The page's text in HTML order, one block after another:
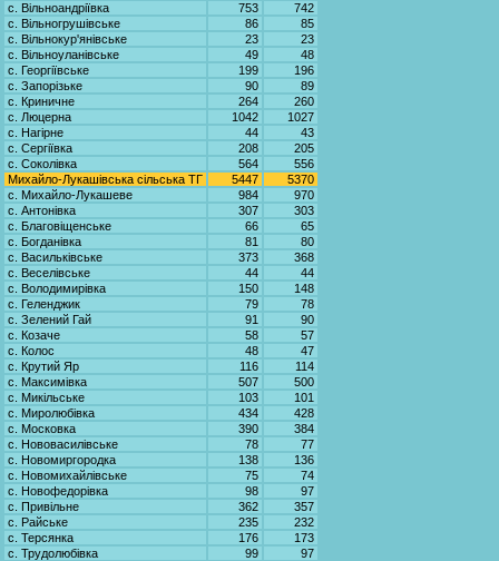
с. Вільноандріївка
753
742
с. Вільногрушівське
86
85
с. Вільнокур'янівське
23
23
с. Вільноуланівське
49
48
с. Георгіївське
199
196
с. Запорізьке
90
89
с. Криничне
264
260
с. Люцерна
1042
1027
с. Нагірне
44
43
с. Сергіївка
208
205
с. Соколівка
564
556
Михайло-Лукашівська сільська ТГ
5447
5370
с. Михайло-Лукашеве
984
970
с. Антонівка
307
303
с. Благовіщенське
66
65
с. Богданівка
81
80
с. Васильківське
373
368
с. Веселівське
44
44
с. Володимирівка
150
148
с. Геленджик
79
78
с. Зелений Гай
91
90
с. Козаче
58
57
с. Колос
48
47
с. Крутий Яр
116
114
с. Максимівка
507
500
с. Микільське
103
101
с. Миролюбівка
434
428
с. Московка
390
384
с. Нововасилівське
78
77
с. Новомиргородка
138
136
с. Новомихайлівське
75
74
с. Новофедорівка
98
97
с. Привільне
362
357
с. Райське
235
232
с. Терсянка
176
173
с. Трудолюбівка
99
97